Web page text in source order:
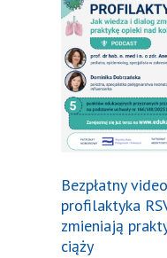
Bezpłatny
profilaktyka
zmieniają
ciąży